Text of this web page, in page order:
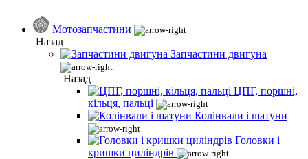
Мотозапчастини
Назад
Запчастини двигуна
Назад
ЦПГ, поршні,
кільця, пальці
Колінвали і шатуни
Головки і
кришки циліндрів